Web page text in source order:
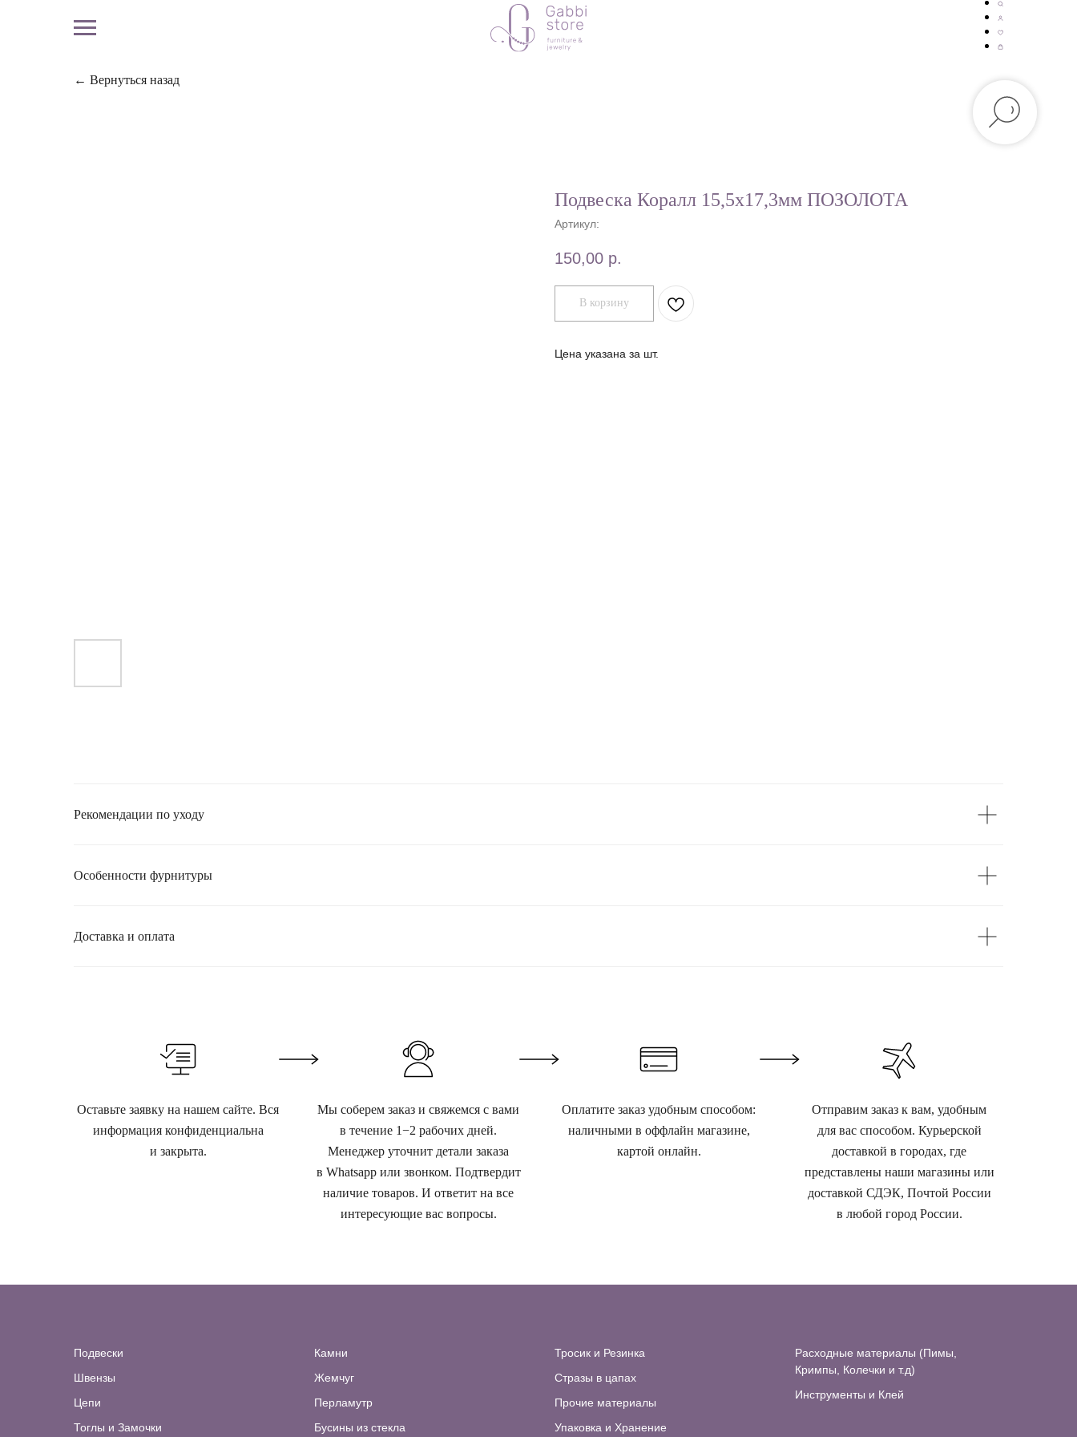
← Вернуться назад
Подвеска Коралл 15,5х17,3мм ПОЗОЛОТА
Артикул:
150,00 р.
В корзину
Цена указана за шт.
Рекомендации по уходу
Особенности фурнитуры
Доставка и оплата
Оставьте заявку на нашем сайте. Вся
информация конфиденциальна
и закрыта.
Мы соберем заказ и свяжемся с вами
в течение 1−2 рабочих дней.
Менеджер уточнит детали заказа
в Whatsapp или звонком. Подтвердит
наличие товаров. И ответит на все
интересующие вас вопросы.
Оплатите заказ удобным способом:
наличными в оффлайн магазине,
картой онлайн.
Отправим заказ к вам, удобным
для вас способом. Курьерской
доставкой в городах, где
представлены наши магазины или
доставкой СДЭК, Почтой России
в любой город России.
Подвески
Швензы
Цепи
Тоглы и Замочки
Камни
Жемчуг
Перламутр
Бусины из стекла
Тросик и Резинка
Стразы в цапах
Прочие материалы
Упаковка и Хранение
Расходные материалы (Пимы,
Кримпы, Колечки и т.д)
Инструменты и Клей